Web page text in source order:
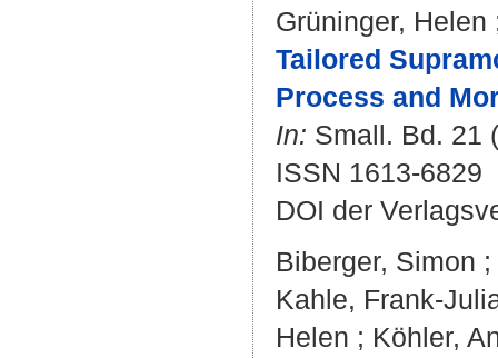
Grüninger, Helen
Tailored
Process and
In: Small. Bd. 21
ISSN 1613-6829
DOI der
Biberger, Simon ;
Kahle, Frank-
Helen ; Köhler,